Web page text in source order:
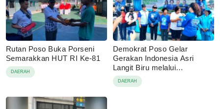
Rutan Poso Buka Porseni
Semarakkan HUT RI Ke-81
DAERAH
Demokrat Poso Gelar
Gerakan Indonesia Asri
Langit Biru melalui
Pembagian Sembako
DAERAH